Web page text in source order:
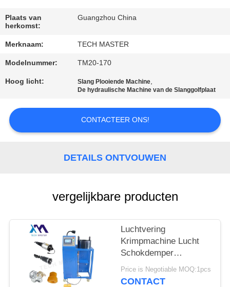
CONTACT
MET
NIEUWS
EEN
OFFERTE
SITEMAP
PRIVACY
BELEID
Plaats van
herkomst:
Guangzhou China
Merknaam: TECH MASTER
Modelnummer: TM20-170
Hoog licht: Slang Plooiende Machine,
De hydraulische Machine van de Slanggolfplaat
CONTACTEER ONS!
DETAILS ONTVOUWEN
vergelijkbare producten
Luchtvering
Krimpmachine Lucht
Schokdemper
Krimpmachine Met
Scherm Montage
Price is Negotiable MOQ:1pcs
CONTACT